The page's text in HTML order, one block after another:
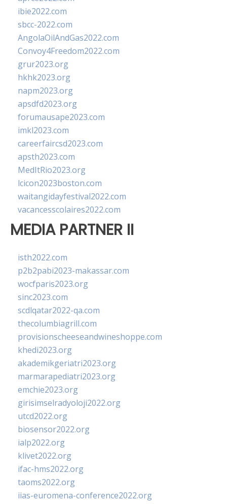
ibie2022.com
sbcc-2022.com
AngolaOilAndGas2022.com
Convoy4Freedom2022.com
grur2023.org
hkhk2023.org
napm2023.org
apsdfd2023.org
forumausape2023.com
imkl2023.com
careerfaircsd2023.com
apsth2023.com
MedItRio2023.org
lcicon2023boston.com
waitangidayfestival2022.com
vacancesscolaires2022.com
MEDIA PARTNER II
isth2022.com
p2b2pabi2023-makassar.com
wocfparis2023.org
sinc2023.com
scdlqatar2022-qa.com
thecolumbiagrill.com
provisionscheeseandwineshoppe.com
khedi2023.org
akademikgeriatri2023.org
marmarapediatri2023.org
emchie2023.org
girisimselradyoloji2022.org
utcd2022.org
biosensor2022.org
ialp2022.org
klivet2022.org
ifac-hms2022.org
taoms2022.org
iias-euromena-conference2022.org